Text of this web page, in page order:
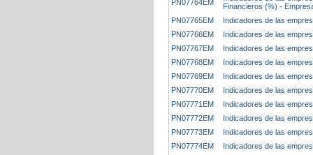
PN07764EM
Financieros (%) -
PN07765EM
Indicadores de las
PN07766EM
Indicadores de las
PN07767EM
Indicadores de las
PN07768EM
Indicadores de las
PN07769EM
Indicadores de las
PN07770EM
Indicadores de las
PN07771EM
Indicadores de las
PN07772EM
Indicadores de las
PN07773EM
Indicadores de las
PN07774EM
Indicadores de las